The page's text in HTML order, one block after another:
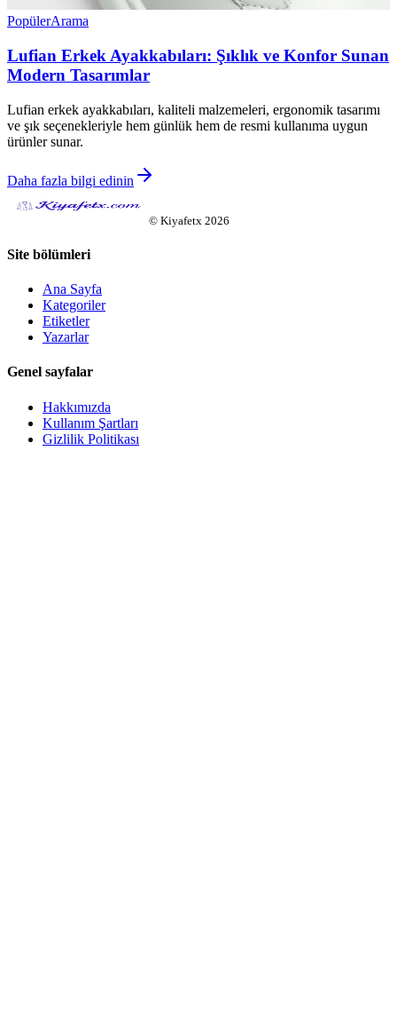
PopülerArama
Lufian Erkek Ayakkabıları: Şıklık ve Konfor Sunan
Modern Tasarımlar
Lufian erkek ayakkabıları, kaliteli malzemeleri, ergonomik tasarımı
ve şık seçenekleriyle hem günlük hem de resmi kullanıma uygun
ürünler sunar.
Daha fazla bilgi edinin
© Kiyafetx 2026
Site bölümleri
Ana Sayfa
Kategoriler
Etiketler
Yazarlar
Genel sayfalar
Hakkımızda
Kullanım Şartları
Gizlilik Politikası